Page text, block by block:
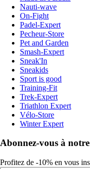
Nauti-wave
On-Fight
Padel-Expert
Pecheur-Store
Pet and Garden
Smash-Expert
Sneak'In
Sneakids
Sport is good
Training-Fit
Trek-Expert
Triathlon Expert
Vélo-Store
Winter Expert
Abonnez-vous à
Profitez de -10% en vous